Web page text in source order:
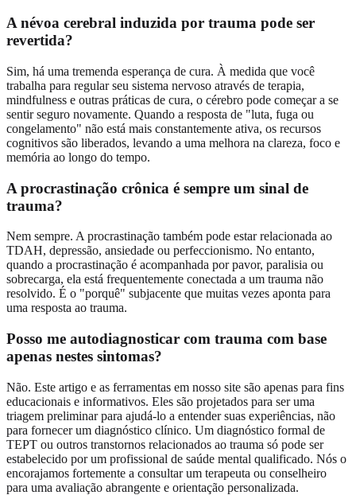
A névoa cerebral induzida por trauma pode ser
revertida?
Sim, há uma tremenda esperança de cura. À medida que você
trabalha para regular seu sistema nervoso através de terapia,
mindfulness e outras práticas de cura, o cérebro pode começar a se
sentir seguro novamente. Quando a resposta de "luta, fuga ou
congelamento" não está mais constantemente ativa, os recursos
cognitivos são liberados, levando a uma melhora na clareza, foco e
memória ao longo do tempo.
A procrastinação crônica é sempre um sinal de
trauma?
Nem sempre. A procrastinação também pode estar relacionada ao
TDAH, depressão, ansiedade ou perfeccionismo. No entanto,
quando a procrastinação é acompanhada por pavor, paralisia ou
sobrecarga, ela está frequentemente conectada a um trauma não
resolvido. É o "porquê" subjacente que muitas vezes aponta para
uma resposta ao trauma.
Posso me autodiagnosticar com trauma com base
apenas nestes sintomas?
Não. Este artigo e as ferramentas em nosso site são apenas para fins
educacionais e informativos. Eles são projetados para ser uma
triagem preliminar para ajudá-lo a entender suas experiências, não
para fornecer um diagnóstico clínico. Um diagnóstico formal de
TEPT ou outros transtornos relacionados ao trauma só pode ser
estabelecido por um profissional de saúde mental qualificado. Nós o
encorajamos fortemente a consultar um terapeuta ou conselheiro
para uma avaliação abrangente e orientação personalizada.